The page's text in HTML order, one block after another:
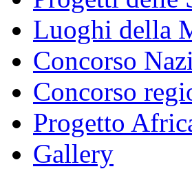
Luoghi della
Concorso
Concorso
Progetto
Gallery